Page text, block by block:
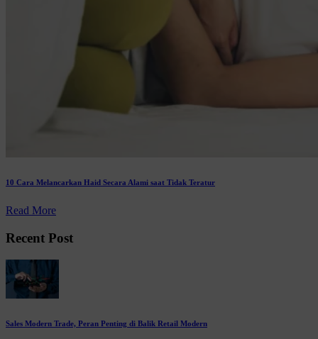
10 Cara Melancarkan Haid Secara Alami saat Tidak Teratur
Read More
Recent Post
Sales Modern Trade, Peran Penting di Balik Retail Modern